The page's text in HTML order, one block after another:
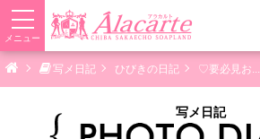
メニュー
写メ日記 ひびきの日記 ♡要必見お...
写メ日記